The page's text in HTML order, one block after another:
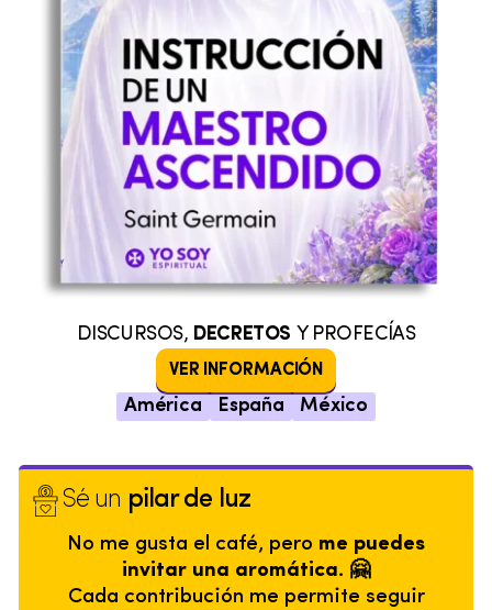
DISCURSOS, DECRETOS Y PROFECÍAS
VER INFORMACIÓN
América España México
Sé un pilar de luz
No me gusta el café, pero me puedes
invitar una aromática. 🤗
Cada contribución me permite seguir